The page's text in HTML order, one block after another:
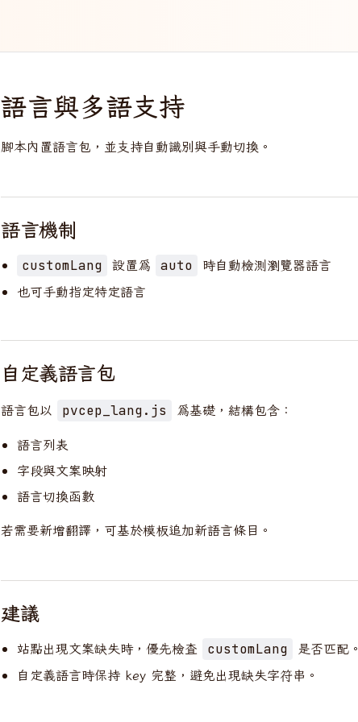
語言與多語支持
腳本內置語言包，並支持自動識別與手動切換。
語言機制
customLang 設置為 auto
時自動檢測瀏覽器語言
也可手動指定特定語言
自定義語言包
語言包以 pvcep_lang.js
為基礎，結構包含：
語言列表
字段與文案映射
語言切換函數
若需要新增翻譯，可基於模板追加新語言條目。
建議
站點出現文案缺失時，優先檢查 customLang
是否匹配。
自定義語言時保持 key 完整，避免出現缺失字符串。